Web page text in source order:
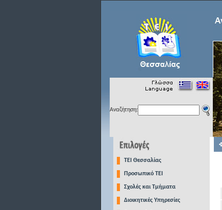
Αναζήτηση:
TEI Θεσσαλίας
Προσωπικό ΤΕΙ
Σχολές και Τμήματα
Διοικητικές Υπηρεσίες